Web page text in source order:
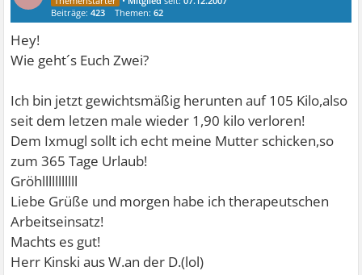
Beiträge:423 Themen:62
Hey!
Wie geht´s Euch Zwei?
Ich bin jetzt gewichtsmäßig herunten auf 105 Kilo,also
seit dem letzen male wieder 1,90 kilo verloren!
Dem Ixmugl sollt ich echt meine Mutter schicken,so
zum 365 Tage Urlaub!
Gröhlllllllllll
Liebe Grüße und morgen habe ich therapeutschen
Arbeitseinsatz!
Machts es gut!
Herr Kinski aus W.an der D.(lol)